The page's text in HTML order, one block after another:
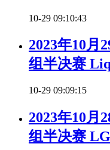
10-29 09:10:43
2023年10月
组半决赛
10-29 09:09:15
2023年10月
组半决赛